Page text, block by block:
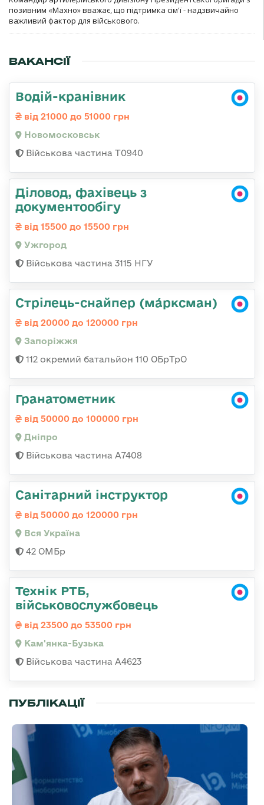
позивним «Махно» вважає, що підтримка сім'ї - надзвичайно
важливий фактор для військового.
ВАКАНСІЇ
Водій-кранівник
від 21000 до 51000 грн
Новомосковськ
Військова частина Т0940
Діловод, фахівець з
документообігу
від 15500 до 15500 грн
Ужгород
Військова частина 3115 НГУ
Стрілець-снайпер (ма́рксман)
від 20000 до 120000 грн
Запоріжжя
112 окремий батальйон 110 ОБрТрО
Гранатометник
від 50000 до 100000 грн
Дніпро
Військова частина А7408
Санітарний інструктор
від 50000 до 120000 грн
Вся Україна
42 ОМБр
Технік РТБ,
військовослужбовець
від 23500 до 53500 грн
Кам'янка-Бузька
Військова частина А4623
ПУБЛІКАЦІЇ